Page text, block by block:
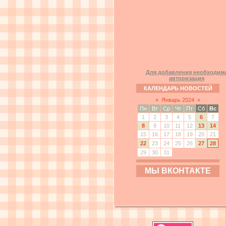
Для добавления
авторизация
КАЛЕНДАРЬ НОВОСТЕЙ
« Январь 2024 »
Пн
Вт Ср Чт Пт Сб
Вс
1
2 3 4 5 6
7
8
9 10 11 12 13
14
15
16 17 18 19 20
21
22
23 24 25 26 27
28
29
30 31
МЫ ВКОНТАКТЕ